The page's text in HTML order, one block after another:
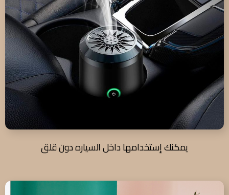
يمكنك إستخدامها داخل السياره دون قلق